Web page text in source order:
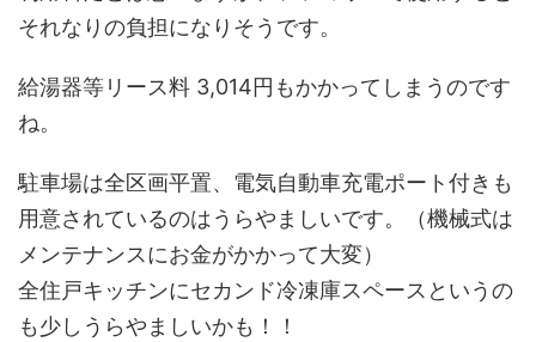
それなりの負担になりそうです。
給湯器等リース料 3,014円もかかってしまうのです
ね。
駐車場は全区画平置、電気自動車充電ポート付きも
用意されているのはうらやましいです。（機械式は
メンテナンスにお金がかかって大変）
全住戸キッチンにセカンド冷凍庫スペースというの
も少しうらやましいかも！！